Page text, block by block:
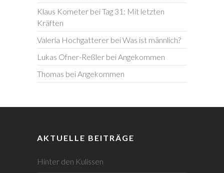
Klaus Kometer beiTag 31: Mit letzten
Kräften
Valeria Hochgatterer beiWas ist männlich?
Lukas Ofner-Reßler beiAngekommen
Thomas beiAngekommen
AKTUELLE BEITRÄGE
Hinter den Kulissen